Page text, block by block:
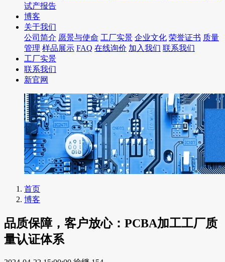
试产报告
博客
关于我们
公司简介 愿景与使命 工厂实景 企业文化 荣誉证书 质量
管理 样品展示 FAQ 在线询价 加入我们 联系我们
工厂实景
联系我们
新官网
首页
博客
品质保障，客户放心：PCBA加工工厂质
量认证体系